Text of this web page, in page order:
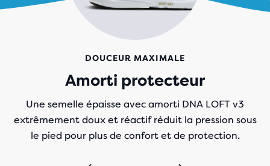
DOUCEUR MAXIMALE
Amorti protecteur
Une semelle épaisse avec amorti DNA LOFT v3
extrêmement doux et réactif réduit la pression sous
le pied pour plus de confort et de protection.